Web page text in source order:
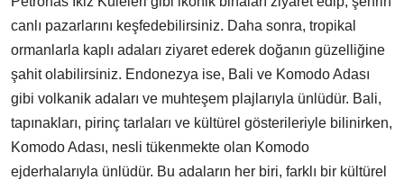
canlı pazarlarını keşfedebilirsiniz. Daha sonra, tropikal
ormanlarla kaplı adaları ziyaret ederek doğanın güzelliğine
şahit olabilirsiniz. Endonezya ise, Bali ve Komodo Adası
gibi volkanik adaları ve muhteşem plajlarıyla ünlüdür. Bali,
tapınakları, pirinç tarlaları ve kültürel gösterileriyle bilinirken,
Komodo Adası, nesli tükenmekte olan Komodo
ejderhalarıyla ünlüdür. Bu adaların her biri, farklı bir kültürel